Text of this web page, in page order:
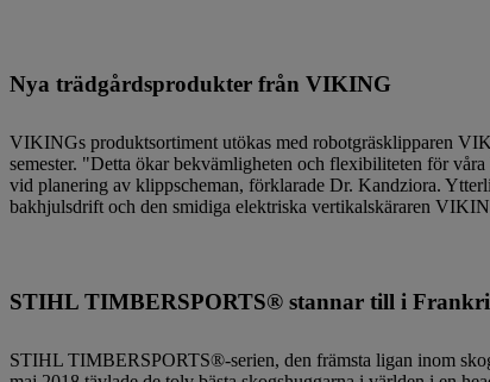
Nya trädgårdsprodukter från VIKING
VIKINGs produktsortiment utökas med robotgräsklipparen
semester. "Detta ökar bekvämligheten och flexibiliteten för
vid planering av klippscheman, förklarade Dr. Kandziora.
bakhjulsdrift och den smidiga elektriska vertikalskäraren
STIHL TIMBERSPORTS® stannar till i
STIHL TIMBERSPORTS®-serien, den främsta ligan inom